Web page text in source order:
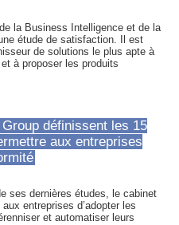
la Business Intelligence et de la
étude de satisfaction. Il est
de solutions le plus apte à
à proposer les produits
définissent les 15
aux entreprises
ses dernières études, le cabinet
entreprises d’adopter les
et automatiser leurs